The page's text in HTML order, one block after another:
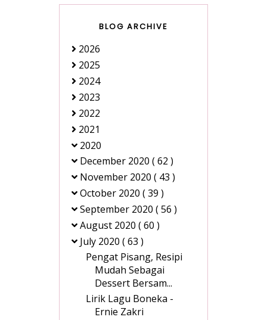
BLOG ARCHIVE
2026
2025
2024
2023
2022
2021
2020
December 2020 ( 62 )
November 2020 ( 43 )
October 2020 ( 39 )
September 2020 ( 56 )
August 2020 ( 60 )
July 2020 ( 63 )
Pengat Pisang, Resipi
Mudah Sebagai
Dessert Bersam...
Lirik Lagu Boneka -
Ernie Zakri